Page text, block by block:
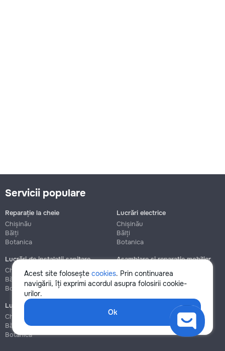
Acest site folosește cookies. Prin continuarea
navigării, îți exprimi acordul asupra folosirii cookie-
urilor.
Ok
Servicii populare
Reparație la cheie
Chișinău
Bălți
Botanica
Lucrări electrice
Chișinău
Bălți
Botanica
Lucrări de instalații sanitare
Chișinău
Bălți
Botanica
Asamblare și reparație mobilier
Chișinău
Botanica
Lucrări de construcție și instalare
Chișinău
Bălți
Botanica